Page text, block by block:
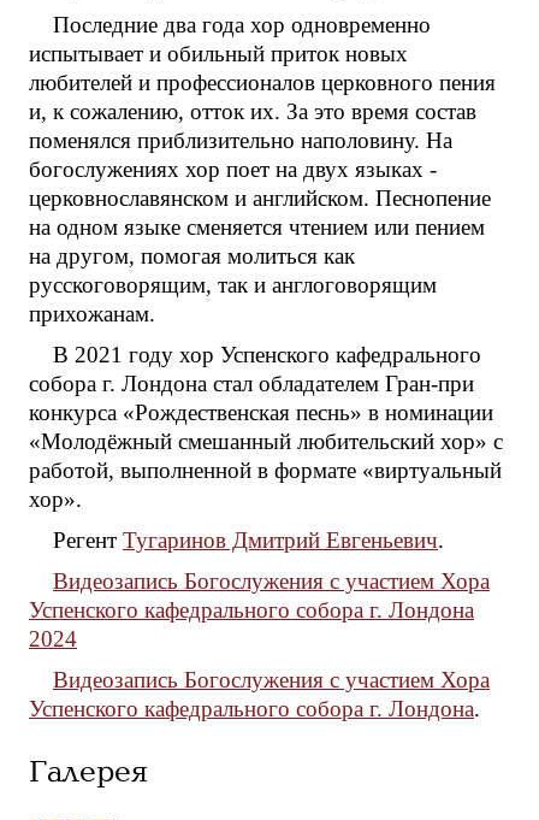
Последние два года хор одновременно
испытывает и обильный приток новых
любителей и профессионалов церковного пения
и, к сожалению, отток их. За это время состав
поменялся приблизительно наполовину. На
богослужениях хор поет на двух языках -
церковнославянском и английском. Песнопение
на одном языке сменяется чтением или пением
на другом, помогая молиться как
русскоговорящим, так и англоговорящим
прихожанам.
В 2021 году хор Успенского кафедрального
собора г. Лондона стал обладателем Гран-при
конкурса «Рождественская песнь» в номинации
«Молодёжный смешанный любительский хор» с
работой, выполненной в формате «виртуальный
хор».
Регент Тугаринов Дмитрий Евгеньевич.
Видеозапись Богослужения с участием Хора
Успенского кафедрального собора г. Лондона
2024
Видеозапись Богослужения с участием Хора
Успенского кафедрального собора г. Лондона.
Галерея